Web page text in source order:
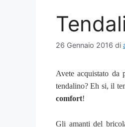
26 Gennaio 2016 di
Avete acquistato da
tendalino? Eh si, il
comfort!
Gli amanti del